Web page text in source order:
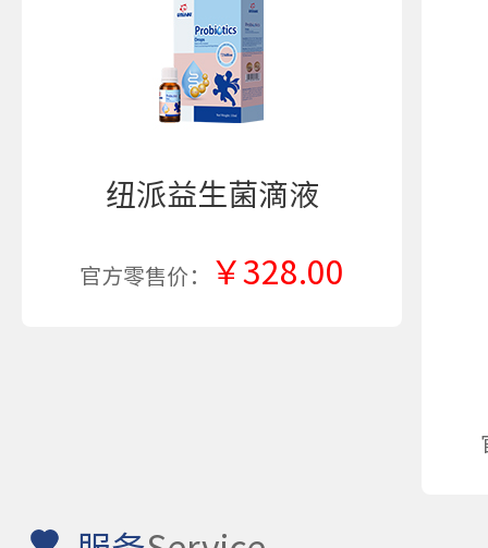
纽派益生菌滴液
官方零售价： ￥328.00